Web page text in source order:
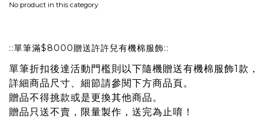
No product in this category
::單筆滿$8000贈送許許兒有機棉服飾::
單筆折扣後達活動門檻則以下隨機贈送有機棉服飾1款，
詳細商品尺寸、細節請參閱下方商品頁。
贈品不得挑款或是更換其他商品。
贈品只送不賣，限量製作，送完為止唷！